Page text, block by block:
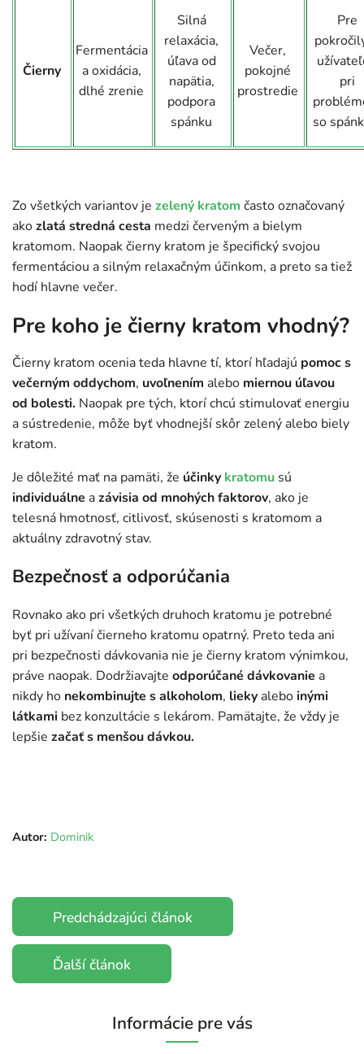
Čierny
Fermentácia
a oxidácia,
dlhé zrenie
Silná
relaxácia,
úľava od
napätia,
podpora
spánku
Večer,
pokojné
prostredie
Pre
pri
so
Zo všetkých variantov je zelený kratom často označovaný
akozlatá stredná cesta medzi červeným a bielym
kratomom. Naopak čierny kratom je špecifický svojou
fermentáciou a silným relaxačným účinkom, a preto sa tiež
hodí hlavne večer.
Pre koho je čierny kratom vhodný?
Čierny kratom ocenia teda hlavne tí, ktorí hľadajú pomoc s
večerným oddychom, uvoľnením alebo miernou úľavou
od bolesti. Naopak pre tých, ktorí chcú stimulovať energiu
a sústredenie, môže byť vhodnejší skôr zelený alebo biely
kratom.
Je dôležité mať na pamäti, že účinky kratomu sú
individuálne azávisia od mnohých faktorov, ako je
telesná hmotnosť, citlivosť, skúsenosti s kratomom a
aktuálny zdravotný stav.
Bezpečnosť a odporúčania
Rovnako ako pri všetkých druhoch kratomu je potrebné
byť pri užívaní čierneho kratomu opatrný. Preto teda ani
pri bezpečnosti dávkovania nie je čierny kratom výnimkou,
práve naopak. Dodržiavajte odporúčané dávkovanie a
nikdy ho nekombinujte s alkoholom, lieky aleboinými
látkami bez konzultácie s lekárom. Pamätajte, že vždy je
lepšie začať s menšou dávkou.
Autor: Dominik
Predchádzajúci článok
Ďalší článok
Informácie pre vás